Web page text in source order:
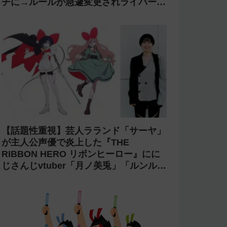
【話題性重視】芸人ラランド「サーヤ」
が主人公声優で炎上した『THE
RIBBON HERO リボンヒーロー』にに
じさんじvtuber「月ノ美兎」「ルンル